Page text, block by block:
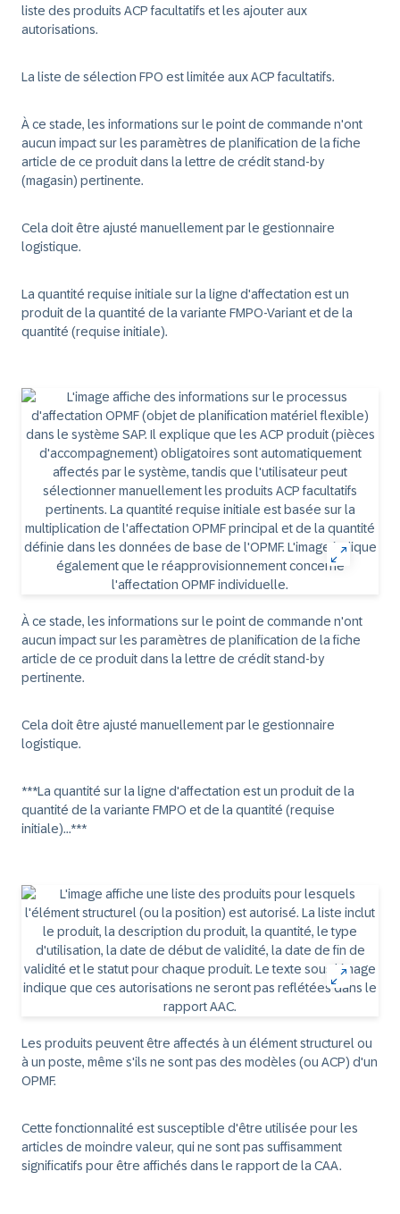
liste des produits ACP facultatifs et les ajouter aux
autorisations.
La liste de sélection FPO est limitée aux ACP facultatifs.
À ce stade, les informations sur le point de commande n'ont
aucun impact sur les paramètres de planification de la fiche
article de ce produit dans la lettre de crédit stand-by
(magasin) pertinente.
Cela doit être ajusté manuellement par le gestionnaire
logistique.
La quantité requise initiale sur la ligne d'affectation est un
produit de la quantité de la variante FMPO-Variant et de la
quantité (requise initiale).
À ce stade, les informations sur le point de commande n'ont
aucun impact sur les paramètres de planification de la fiche
article de ce produit dans la lettre de crédit stand-by
pertinente.
Cela doit être ajusté manuellement par le gestionnaire
logistique.
***La quantité sur la ligne d'affectation est un produit de la
quantité de la variante FMPO et de la quantité (requise
initiale)...***
Les produits peuvent être affectés à un élément structurel ou
à un poste, même s'ils ne sont pas des modèles (ou ACP) d'un
OPMF.
Cette fonctionnalité est susceptible d'être utilisée pour les
articles de moindre valeur, qui ne sont pas suffisamment
significatifs pour être affichés dans le rapport de la CAA.